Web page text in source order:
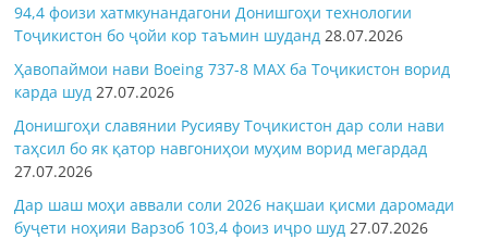
94,4 фоизи хатмкунандагони Донишгоҳи технологии
Тоҷикистон бо ҷойи кор таъмин шуданд 28.07.2026
Ҳавопаймои нави Boeing 737-8 MAX ба Тоҷикистон ворид
карда шуд 27.07.2026
Донишгоҳи славянии Русияву Тоҷикистон дар соли нави
таҳсил бо як қатор навгониҳои муҳим ворид мегардад
27.07.2026
Дар шаш моҳи аввали соли 2026 нақшаи қисми даромади
буҷети ноҳияи Варзоб 103,4 фоиз иҷро шуд 27.07.2026